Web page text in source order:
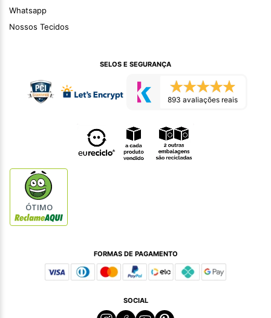
Whatsapp
Nossos Tecidos
SELOS E SEGURANÇA
893 avaliações reais
ÓTIMO
FORMAS DE PAGAMENTO
SOCIAL